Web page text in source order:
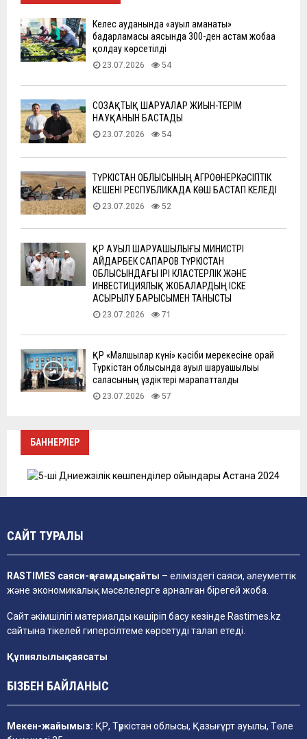
Келес ауданында «ауыл аманаты»
бағдарламасы аясында 300-ден астам жобаға
қолдау көрсетілді
23.07.2026 54
СОЗАҚТЫҚ ШАРУАЛАР ЖИЫН-ТЕРІМ
НАУҚАНЫН БАСТАДЫ
23.07.2026 54
ТҮРКІСТАН ОБЛЫСЫНЫҢ АГРОӨНЕРКӘСІПТІК
КЕШЕНІ РЕСПУБЛИКАДА КӨШ БАСТАП КЕЛЕДІ
23.07.2026 52
ҚР АУЫЛ ШАРУАШЫЛЫҒЫ МИНИСТРІ
АЙДАРБЕК САПАРОВ ТҮРКІСТАН
ОБЛЫСЫНДАҒЫ ІРІ КЛАСТЕРЛІК ЖӘНЕ
ИНВЕСТИЦИЯЛЫҚ ЖОБАЛАРДЫҢ ІСКЕ
АСЫРЫЛУ БАРЫСЫМЕН ТАНЫСТЫ
23.07.2026 71
ҚР «Малшылар күні» кәсіби мерекесіне орай
Түркістан облысында ауыл шаруашылығы
саласының үздіктері марапатталды
23.07.2026 57
БАННЕРЛЕР
САЙТ ТУРАЛЫ
RASTIMES саяси-қоғамдық сайты – еліміздегі саяси, әлеуметтік
және экономикалық мәселелерге арналған бірегей жоба.
Сайт әкімшілігі материалды көшіріп басу кезінде Rastimes.kz
сайтына тікелей гиперсілтеме көрсетуді талап етеді.
Құпиялылық саясаты
БІЗБЕН БАЙЛАНЫС
Мекен-жайымыз: ҚР, Түркістан облысы, Қазығұрт ауылы, Төле